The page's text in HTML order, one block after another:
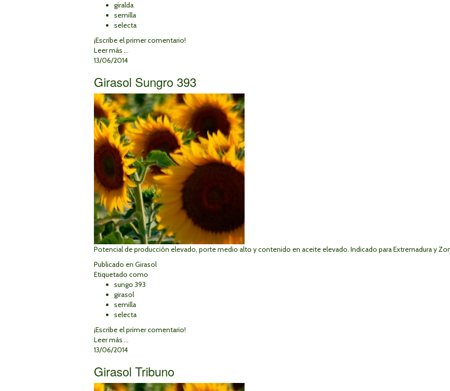
giralda
semilla
selecta
¡Escribe el primer comentario!
Leer más ...
13/06/2014
Girasol Sungro 393
Potencial de producción elevado, porte medio alto y contenido en aceite elevado. Indicado para Extremadura y
Publicado en Girasol
Etiquetado como
sungo 393
girasol
semilla
selecta
¡Escribe el primer comentario!
Leer más ...
13/06/2014
Girasol Tribuno